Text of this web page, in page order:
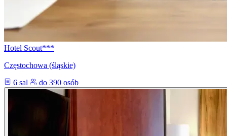
Hotel Scout***
Częstochowa (śląskie)
6 sal
do 390 osób